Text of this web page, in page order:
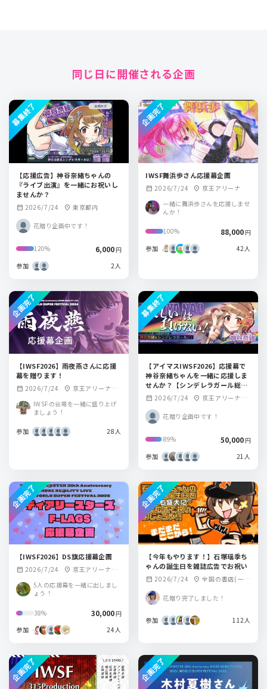
同じ日に開催される企画
【応援広告】神谷奈緒ちゃんの
『ライブ出演』を一緒にお祝いし
ませんか？
calendar_month 2026/7/24 location_on 東京都内
花贈り企画中です！
120% 6,000円
参加
2人
募集終了
IWSF舞浜歩さん応援幕企画
calendar_month 2026/7/24 location_on 京王アリーナ
一緒に舞浜歩さんを応援しませ
んか！
100% 88,000円
参加
42人
企画完了
【IWSF2026】雨夜燕さんに応援
幕を贈ります！
calendar_month 2026/7/24 location_on 京王アリーナTO
IWSFの会場を一緒に盛り上げ
ましょう！
参加 28人
企画完了
【アイマスIWSF2026】応援幕で
神谷奈緒ちゃんを一緒に応援しま
せんか？【シンデレラガール総選
挙】
calendar_month 2026/7/24 location_on 京王アリーナTO
花贈り企画中です！
89% 50,000円
参加
21人
募集終了
【IWSF2026】DS旗応援幕企画
calendar_month 2026/7/24 location_on 京王アリーナTO
KYO
5人の応援幕を一緒に出しまし
ょう！
38% 30,000円
参加
24人
企画完了
【今年もやります！】石塚瑶季ち
ゃんの誕生日を雑誌広告でお祝い
calendar_month 2026/7/24 location_on 全国の書店(一ヶ
花贈り完了しました！
参加 112人
企画完了
企画完了 企画完了